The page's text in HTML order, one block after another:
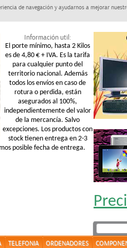
de navegación y ayudarnos a mejorar
Información util:
El porte mínimo, hasta 2 Kilos
es de 4,80 € + IVA. Es la tarifa
para cualquier punto del
territorio nacional. Además
todos los envíos en caso de
rotura o perdida, están
asegurados al 100%,
independientemente del valor
de la mercancía. Salvo
excepciones. Los productos con
stock tienen entrega en 2-3
posible fecha de entrega.
TELEFONIA ORDENADORES